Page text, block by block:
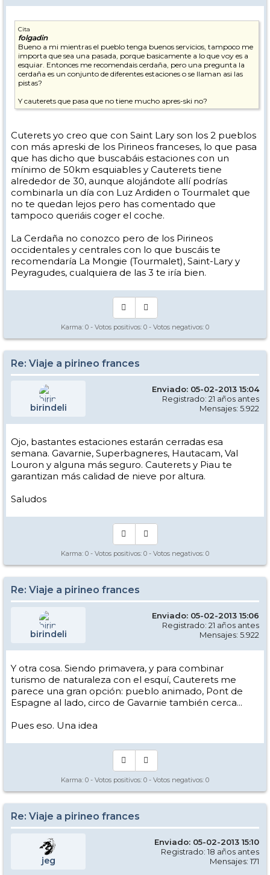
Cita
folgadin
Bueno a mi mientras el pueblo tenga buenos servicios, tampoco me
importa que sea una pasada, porque basicamente a lo que voy es a
esquiar. Entonces me recomendais cerdaña, pero una pregunta la
cerdaña es un conjunto de diferentes estaciones o se llaman asi las
pistas?
Y cauterets que pasa que no tiene mucho apres-ski no?
Cuterets yo creo que con Saint Lary son los 2 pueblos
con más apreski de los Pirineos franceses, lo que pasa
que has dicho que buscabáis estaciones con un
mínimo de 50km esquiables y Cauterets tiene
alrededor de 30, aunque alojándote allí podrías
combinarla un día con Luz Ardiden o Tourmalet que
no te quedan lejos pero has comentado que
tampoco queriáis coger el coche.
La Cerdaña no conozco pero de los Pirineos
occidentales y centrales con lo que buscáis te
recomendaría La Mongie (Tourmalet), Saint-Lary y
Peyragudes, cualquiera de las 3 te iría bien.
Karma: 0 - Votos positivos: 0 - Votos negativos: 0
Re: Viaje a pirineo frances
birindeli
Enviado: 05-02-2013 15:04
Registrado: 21 años antes
Mensajes: 5.922
Ojo, bastantes estaciones estarán cerradas esa
semana. Gavarnie, Superbagneres, Hautacam, Val
Louron y alguna más seguro. Cauterets y Piau te
garantizan más calidad de nieve por altura.
Saludos
Karma: 0 - Votos positivos: 0 - Votos negativos: 0
Re: Viaje a pirineo frances
birindeli
Enviado: 05-02-2013 15:06
Registrado: 21 años antes
Mensajes: 5.922
Y otra cosa. Siendo primavera, y para combinar
turismo de naturaleza con el esquí, Cauterets me
parece una gran opción: pueblo animado, Pont de
Espagne al lado, circo de Gavarnie también cerca...
Pues eso. Una idea
Karma: 0 - Votos positivos: 0 - Votos negativos: 0
Re: Viaje a pirineo frances
jeg
Enviado: 05-02-2013 15:10
Registrado: 18 años antes
Mensajes: 171